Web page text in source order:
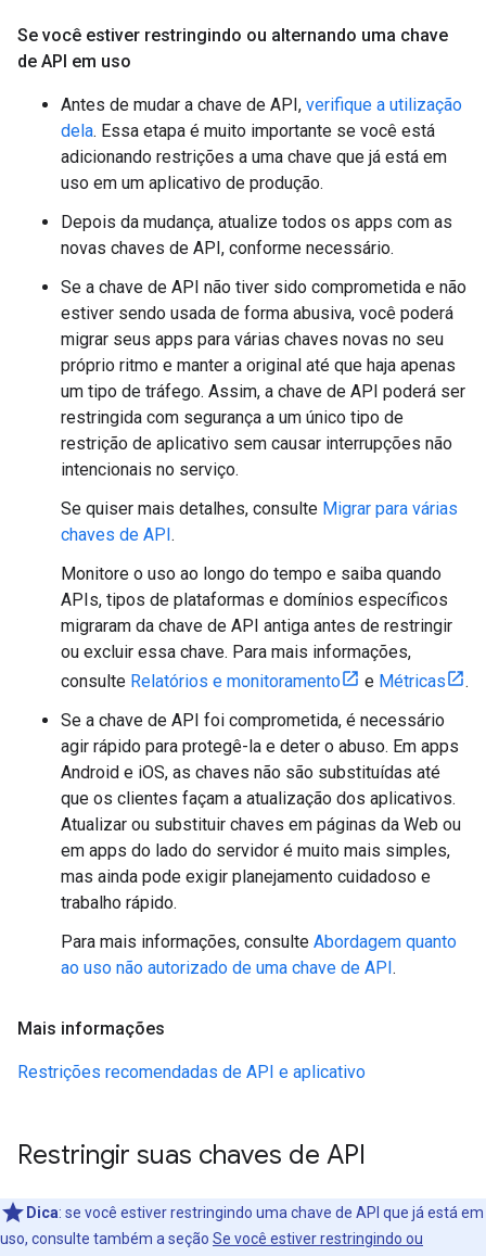
Se você estiver restringindo ou alternando uma chave
de API em uso
Antes de mudar a chave de API, verifique a utilização
dela. Essa etapa é muito importante se você está
adicionando restrições a uma chave que já está em
uso em um aplicativo de produção.
Depois da mudança, atualize todos os apps com as
novas chaves de API, conforme necessário.
Se a chave de API não tiver sido comprometida e não
estiver sendo usada de forma abusiva, você poderá
migrar seus apps para várias chaves novas no seu
próprio ritmo e manter a original até que haja apenas
um tipo de tráfego. Assim, a chave de API poderá ser
restringida com segurança a um único tipo de
restrição de aplicativo sem causar interrupções não
intencionais no serviço.
Se quiser mais detalhes, consulte Migrar para várias
chaves de API.
Monitore o uso ao longo do tempo e saiba quando
APIs, tipos de plataformas e domínios específicos
migraram da chave de API antiga antes de restringir
ou excluir essa chave. Para mais informações,
consulte Relatórios e monitoramento e Métricas
.
Se a chave de API foi comprometida, é necessário
agir rápido para protegê-la e deter o abuso. Em apps
Android e iOS, as chaves não são substituídas até
que os clientes façam a atualização dos aplicativos.
Atualizar ou substituir chaves em páginas da Web ou
em apps do lado do servidor é muito mais simples,
mas ainda pode exigir planejamento cuidadoso e
trabalho rápido.
Para mais informações, consulte Abordagem quanto
ao uso não autorizado de uma chave de API.
Mais informações
Restrições recomendadas de API e aplicativo
Restringir suas chaves de API
Dica: se você estiver restringindo uma chave de API que já está em
uso, consulte também a seção Se você estiver restringindo ou